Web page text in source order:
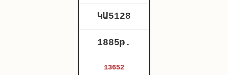
ԿԱ5128
1885թ.
13652